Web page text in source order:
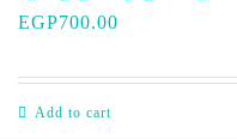
EGP700.00
Add to cart